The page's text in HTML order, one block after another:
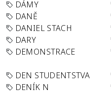
DÁMY
DANĚ
DANIEL STACH
DARY
DEMONSTRACE
DEN STUDENTSTVA
DENÍK N